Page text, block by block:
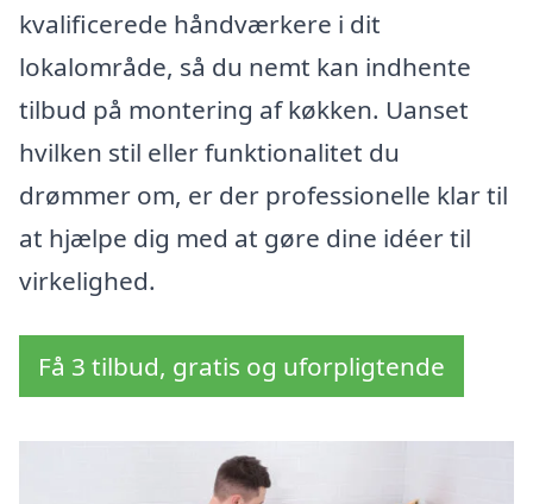
kvalificerede håndværkere i dit
lokalområde, så du nemt kan indhente
tilbud på montering af køkken. Uanset
hvilken stil eller funktionalitet du
drømmer om, er der professionelle klar til
at hjælpe dig med at gøre dine idéer til
virkelighed.
Få 3 tilbud, gratis og uforpligtende